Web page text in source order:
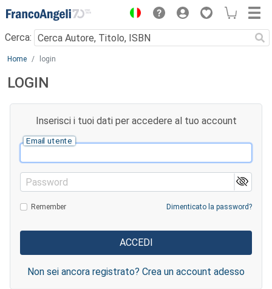
Menu
Cerca:
Main content
Home login
LOGIN
Inserisci i tuoi dati per accedere al tuo account
Email utente
Password
Remember Dimenticato la password?
Non sei ancora registrato? Crea un account adesso